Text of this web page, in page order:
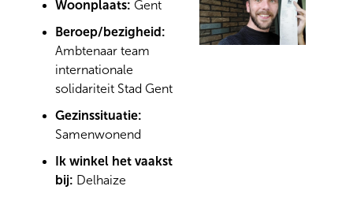
Woonplaats: Gent
Beroep/bezigheid:
Ambtenaar team
internationale
solidariteit Stad Gent
Gezinssituatie:
Samenwonend
Ik winkel het vaakst
bij: Delhaize